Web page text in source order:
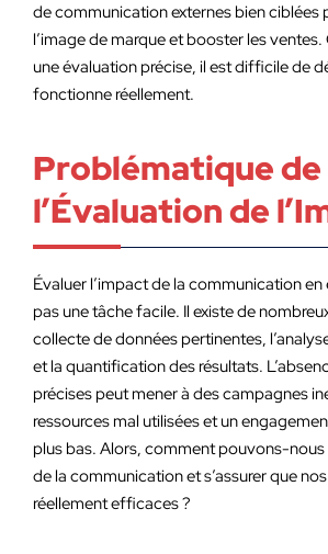
de communication externes bien ciblées
l’image de marque et booster les
une évaluation précise, il est difficile de
fonctionne réellement.
Problématique de
l’Évaluation de
Évaluer l’impact de la communication en
pas une tâche facile. Il existe de
collecte de données pertinentes,
et la quantification des résultats.
précises peut mener à des campagnes
ressources mal utilisées et un
plus bas. Alors, comment pouvons-nous
de la communication et s’assurer que
réellement efficaces ?